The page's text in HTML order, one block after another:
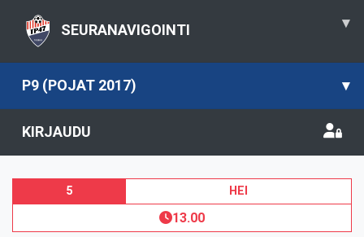
SEURANAVIGOINTI ▾
P9 (POJAT 2017) ▾
KIRJAUDU
5 HEI
13.00